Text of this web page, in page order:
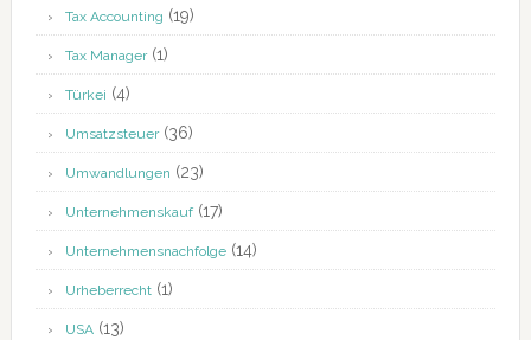
Tax Accounting (19)
Tax Manager(1)
Türkei (4)
Umsatzsteuer(36)
Umwandlungen (23)
Unternehmenskauf(17)
Unternehmensnachfolge(14)
Urheberrecht(1)
USA(13)